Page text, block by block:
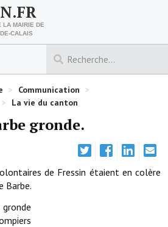
LA MAIRIE DE
CALAIS
> Communication >
> La vie du canton
gronde.
de Fressin étaient en colère
Barbe.
gronde